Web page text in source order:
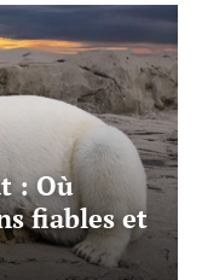
: Où
fiables et